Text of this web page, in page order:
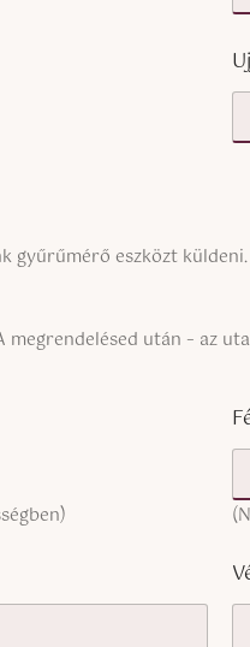
eszközt
után – az